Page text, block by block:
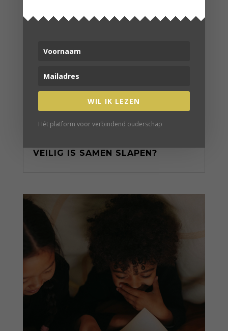
WAAROM WE SLAPEN ALS EEN
OERMENSJE
VEILIG IS SAMEN SLAPEN?
WIL IK LEZEN
Hét platform voor verbindend ouderschap